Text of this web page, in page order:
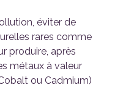
éviter de
rares comme
produire, après
métaux à valeur
ou Cadmium)